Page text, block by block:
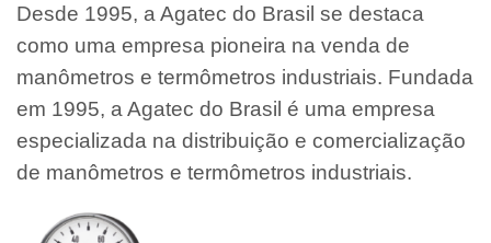
Desde 1995, a Agatec do Brasil se destaca
como uma empresa pioneira na venda de
manômetros e termômetros industriais. Fundada
em 1995, a Agatec do Brasil é uma empresa
especializada na distribuição e comercialização
de manômetros e termômetros industriais.